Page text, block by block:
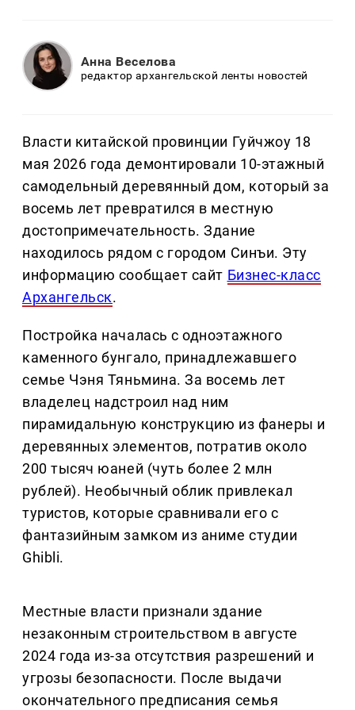
Анна Веселова
редактор архангельской ленты новостей
Власти китайской провинции Гуйчжоу 18
мая 2026 года демонтировали 10-этажный
самодельный деревянный дом, который за
восемь лет превратился в местную
достопримечательность. Здание
находилось рядом с городом Синъи. Эту
информацию сообщает сайт Бизнес-класс
Архангельск.
Постройка началась с одноэтажного
каменного бунгало, принадлежавшего
семье Чэня Тяньмина. За восемь лет
владелец надстроил над ним
пирамидальную конструкцию из фанеры и
деревянных элементов, потратив около
200 тысяч юаней (чуть более 2 млн
рублей). Необычный облик привлекал
туристов, которые сравнивали его с
фантазийным замком из аниме студии
Ghibli.
Местные власти признали здание
незаконным строительством в августе
2024 года из-за отсутствия разрешений и
угрозы безопасности. После выдачи
окончательного предписания семья